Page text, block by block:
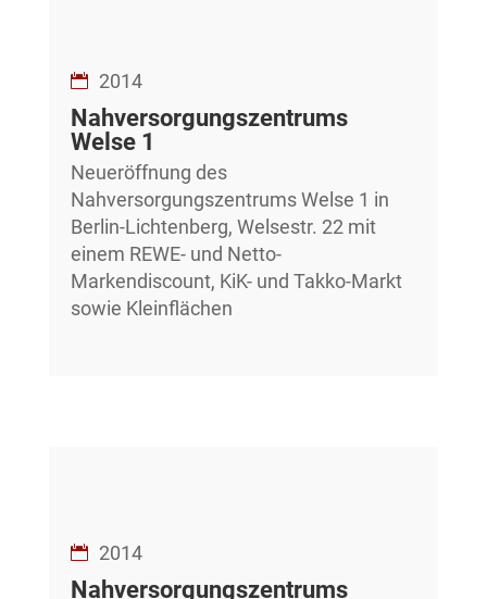
2014
Nahversorgungszentrums
Welse 1
Neueröffnung des
Nahversorgungszentrums Welse 1 in
Berlin-Lichtenberg, Welsestr. 22 mit
einem REWE- und Netto-
Markendiscount, KiK- und Takko-Markt
sowie Kleinflächen
2014
Nahversorgungszentrums